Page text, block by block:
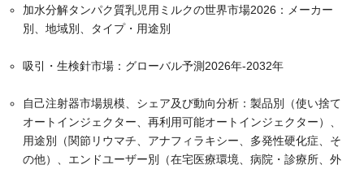
加水分解タンパク質乳児用ミルクの世界市場2026：メーカー
別、地域別、タイプ・用途別
吸引・生検針市場：グローバル予測2026年-2032年
自己注射器市場規模、シェア及び動向分析：製品別（使い捨て
オートインジェクター、再利用可能オートインジェクター）、
用途別（関節リウマチ、アナフィラキシー、多発性硬化症、そ
の他）、エンドユーザー別（在宅医療環境、病院・診療所、外